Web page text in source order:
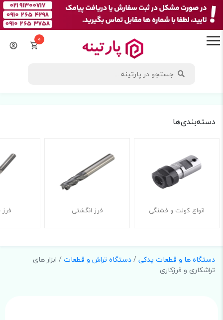
0
دسته‌بندی‌ها
انواع کولت و فشنگی فرز انگشتی
دستگاه ها و قطعات یدکی/دستگاه تراش و قطعات/ ابزار های
تراشکاری و فرزکاری